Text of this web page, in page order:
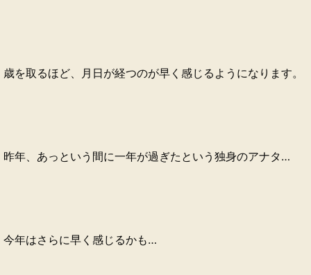
歳を取るほど、月日が経つのが早く感じるようになります。
昨年、あっという間に一年が過ぎたという独身のアナタ…
今年はさらに早く感じるかも…